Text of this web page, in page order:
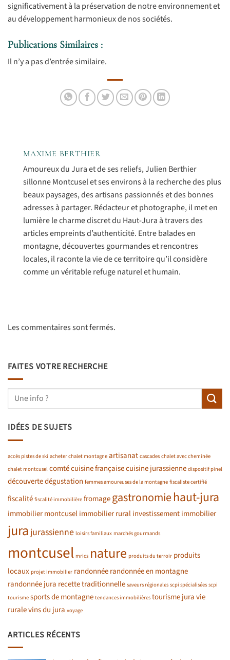
significativement à la préservation de notre environnement et
au développement harmonieux de nos sociétés.
Publications Similaires :
Il n’y a pas d’entrée similaire.
MAXIME BERTHIER
Amoureux du Jura et de ses reliefs, Julien Berthier
sillonne Montcusel et ses environs à la recherche des plus
beaux paysages, des artisans passionnés et des bonnes
adresses à partager. Rédacteur et photographe, il met en
lumière le charme discret du Haut-Jura à travers des
articles empreints d’authenticité. Entre balades en
montagne, découvertes gourmandes et rencontres
locales, il raconte la vie de ce territoire qu’il considère
comme un véritable refuge naturel et humain.
Les commentaires sont fermés.
FAITES VOTRE RECHERCHE
IDÉES DE SUJETS
accès pistes de ski acheter chalet montagne artisanat cascades chalet avec cheminée
chalet montcusel comtécuisine françaisecuisine jurassienne dispositif pinel
découvertedégustation femmes amoureuses de la montagne fiscaliste certifié
fiscalité fiscalité immobilière fromagegastronomiehaut-jura
immobilier montcuselimmobilier ruralinvestissement immobilier
jura jurassienne loisirs familiaux marchés gourmands
montcusel mrics nature produits du terroir produits
locaux projet immobilier randonnéerandonnée en montagne
randonnée jura recette traditionnelle saveurs régionales scpi spécialisées scpi
tourisme sports de montagne tendances immobilières tourisme juravie
ruralevins du jura voyage
ARTICLES RÉCENTS